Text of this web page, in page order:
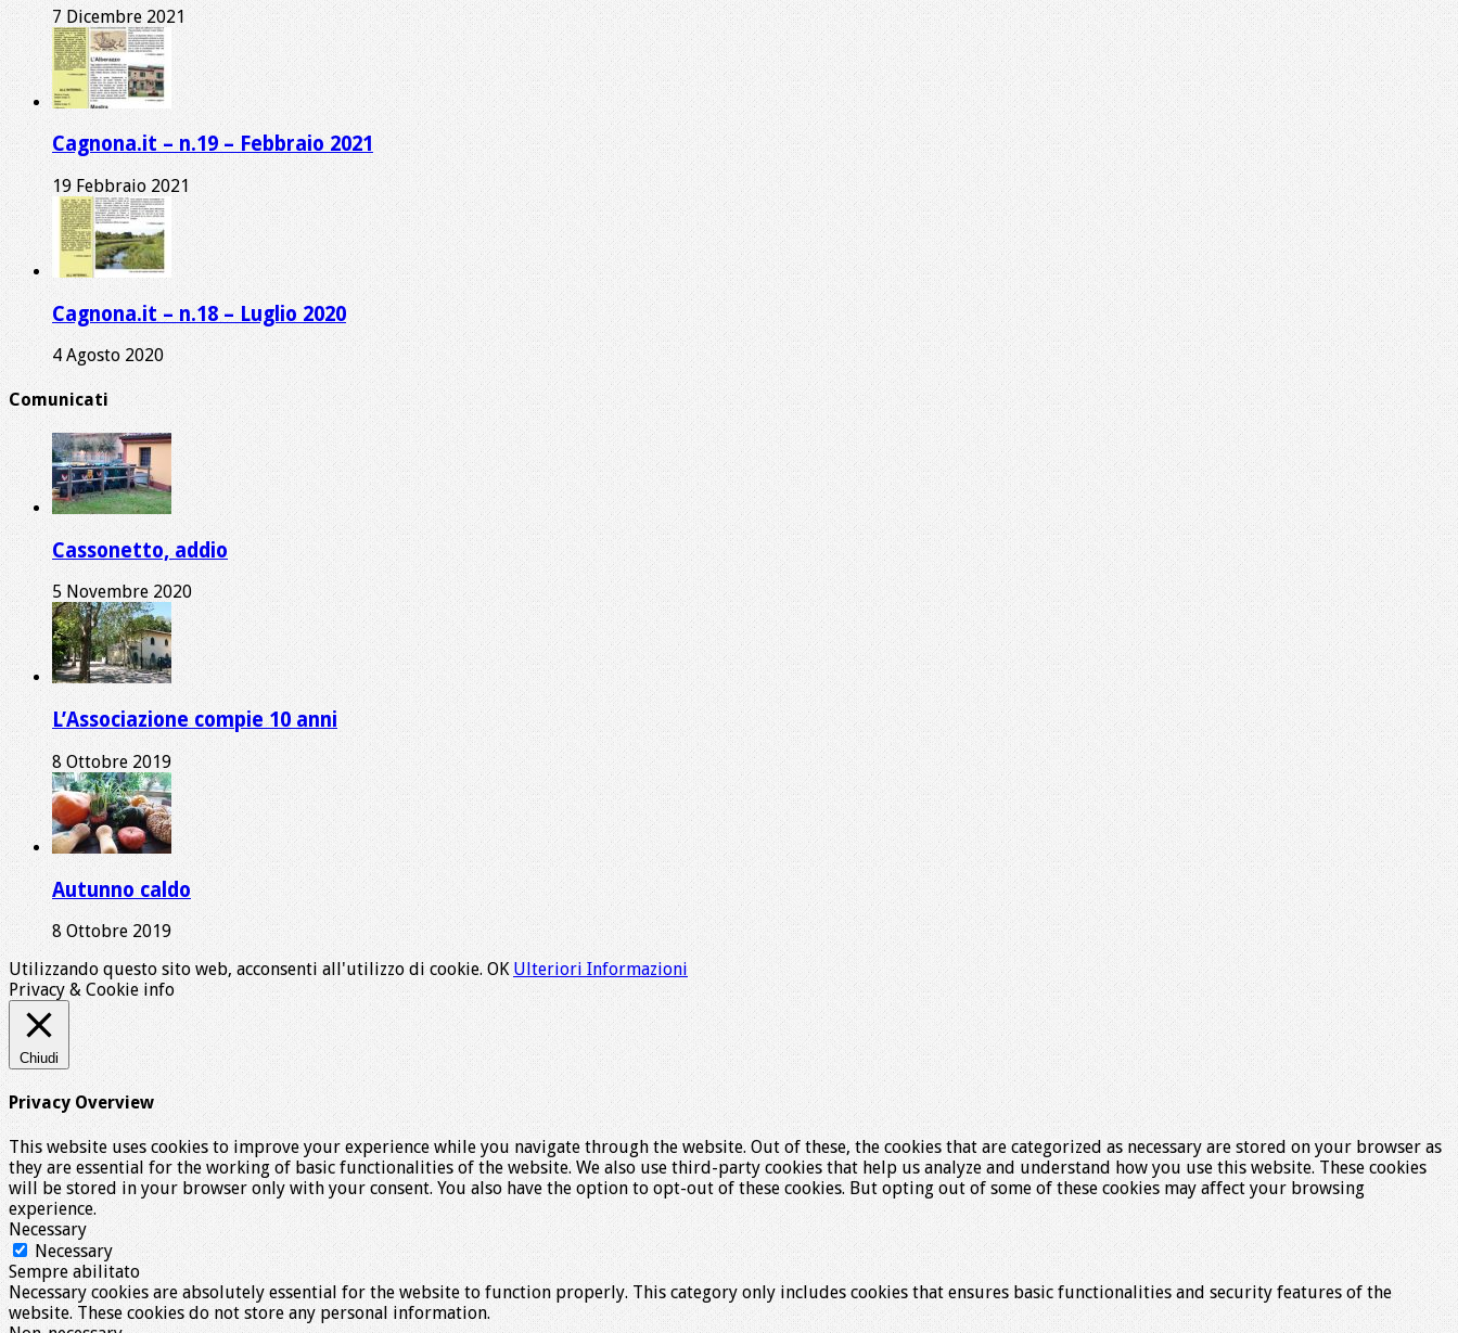
7 Dicembre 2021
Cagnona.it – n.19 – Febbraio 2021
19 Febbraio 2021
Cagnona.it – n.18 – Luglio 2020
4 Agosto 2020
Comunicati
Cassonetto, addio
5 Novembre 2020
L’Associazione compie 10 anni
8 Ottobre 2019
Autunno caldo
8 Ottobre 2019
Utilizzando questo sito web, acconsenti all'utilizzo di cookie.OK Ulteriori Informazioni
Privacy & Cookie info
Chiudi
Privacy Overview
This website uses cookies to improve your experience while you navigate through the website. Out of these, the cookies that are categorized as necessary are stored on your browser as
they are essential for the working of basic functionalities of the website. We also use third-party cookies that help us analyze and understand how you use this website. These cookies
will be stored in your browser only with your consent. You also have the option to opt-out of these cookies. But opting out of some of these cookies may affect your browsing
experience.
Necessary
Necessary
Sempre abilitato
Necessary cookies are absolutely essential for the website to function properly. This category only includes cookies that ensures basic functionalities and security features of the
website. These cookies do not store any personal information.